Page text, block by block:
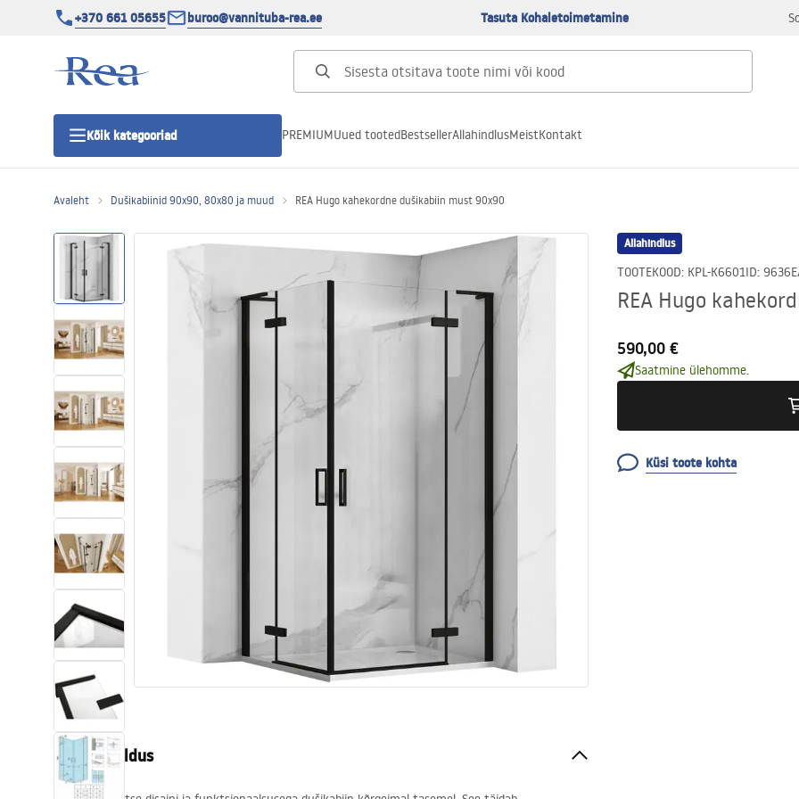
+370 661 05655 buroo@vannituba-rea.ee Tasuta Kohaletoimetamine
Kõik kategooriad
Vannitoa dušialused
Lineaarne duši äravool
Tualettruumid
Vajub ära
Vannid ja ekraanid
Vannitoa segistid
Vannitoas dušid
PREMIUMUued tootedBestsellerAllahindlusMeistKontakt
Avaleht Dušikabiinid 90x90, 80x80 ja muud REA Hugo kahekordne dušikabiin must 90x90
Allahindlus
TOOTEKOOD: KPL-K6601ID: 9636
REA Hugo
590,00 €
Saatmine ülehomme.
Küsi toote kohta
Tootekirjeldus